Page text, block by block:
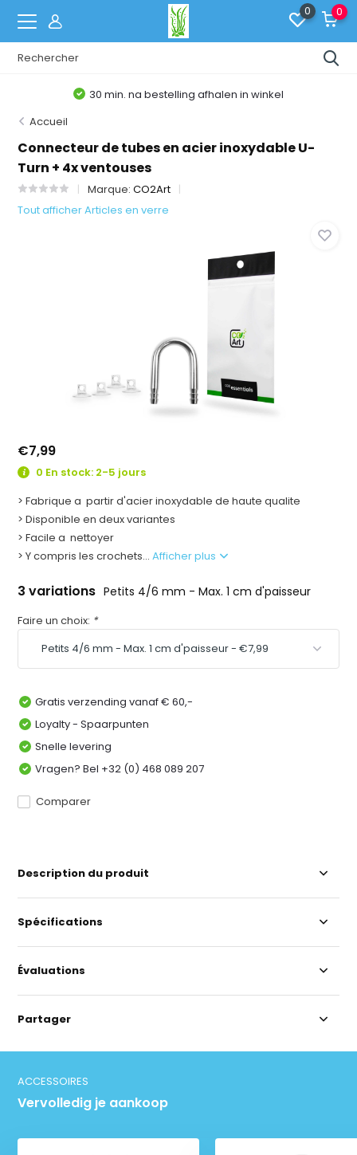
0 0
30 min. na bestelling afhalen in winkel
Accueil
Connecteur de tubes en acier inoxydable U-
Turn + 4x ventouses
Marque:CO2Art
Tout afficher Articles en verre
€7,99
0 En stock: 2-5 jours
> Fabrique a partir d'acier inoxydable de haute qualite
> Disponible en deux variantes
> Facile a nettoyer
> Y compris les crochets...Afficher plus
3 variations Petits 4/6 mm - Max. 1 cm d'paisseur
Faire un choix: *
Gratis verzending vanaf € 60,-
Loyalty - Spaarpunten
Snelle levering
Vragen? Bel +32 (0) 468 089 207
Comparer
Description du produit
Spécifications
Évaluations
Partager
ACCESSOIRES
Vervolledig je aankoop